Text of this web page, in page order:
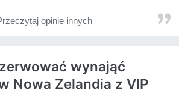
opinie innych
wynająć
Nowa Zelandia z VIP